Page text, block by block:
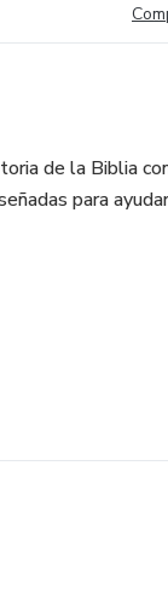
de la Biblia
para